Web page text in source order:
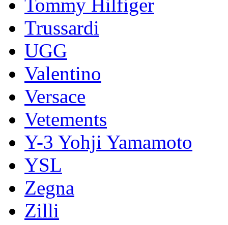
Tommy Hilfiger
Trussardi
UGG
Valentino
Versace
Vetements
Y-3 Yohji Yamamoto
YSL
Zegna
Zilli